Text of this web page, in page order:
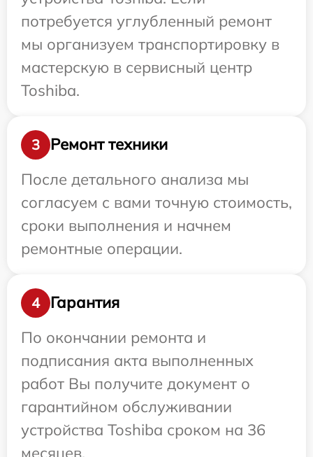
потребуется углубленный ремонт
мы организуем транспортировку в
мастерскую в сервисный центр
Toshiba.
3
Ремонт техники
После детального анализа мы
согласуем с вами точную стоимость,
сроки выполнения и начнем
ремонтные операции.
4
Гарантия
По окончании ремонта и
подписания акта выполненных
работ Вы получите документ о
гарантийном обслуживании
устройства Toshiba сроком на 36
месяцев.